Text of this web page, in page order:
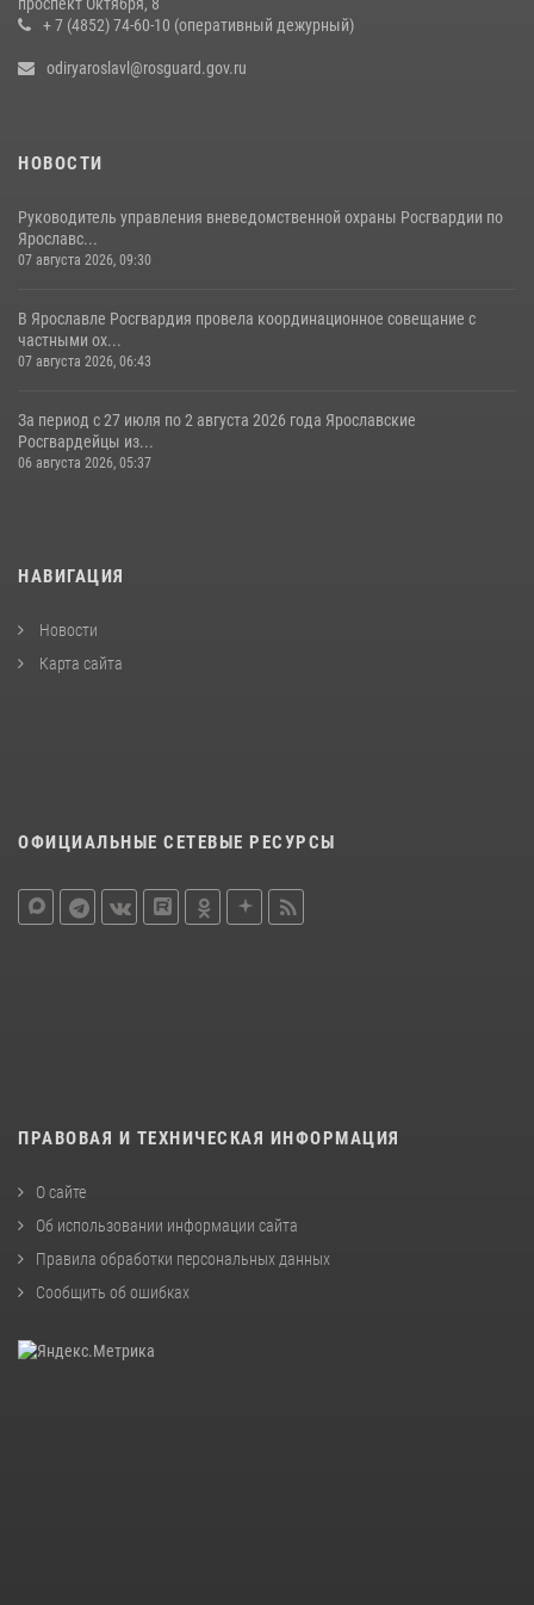
20 июля 2026, 11:31 1
+ 7 (4852) 74-60-10 (оперативный дежурный)
odiryaroslavl@rosguard.gov.ru
НОВОСТИ
Руководитель управления вневедомственной охраны Росгвардии по
Ярославс...
07 августа 2026, 09:30
В Ярославле Росгвардия провела координационное совещание с
частными ох...
07 августа 2026, 06:43
За период с 27 июля по 2 августа 2026 года Ярославские
Росгвардейцы из...
06 августа 2026, 05:37
НАВИГАЦИЯ
Новости
Карта сайта
ОФИЦИАЛЬНЫЕ СЕТЕВЫЕ РЕСУРСЫ
ПРАВОВАЯ И ТЕХНИЧЕСКАЯ ИНФОРМАЦИЯ
О сайте
Об использовании информации сайта
Правила обработки персональных данных
Сообщить об ошибках